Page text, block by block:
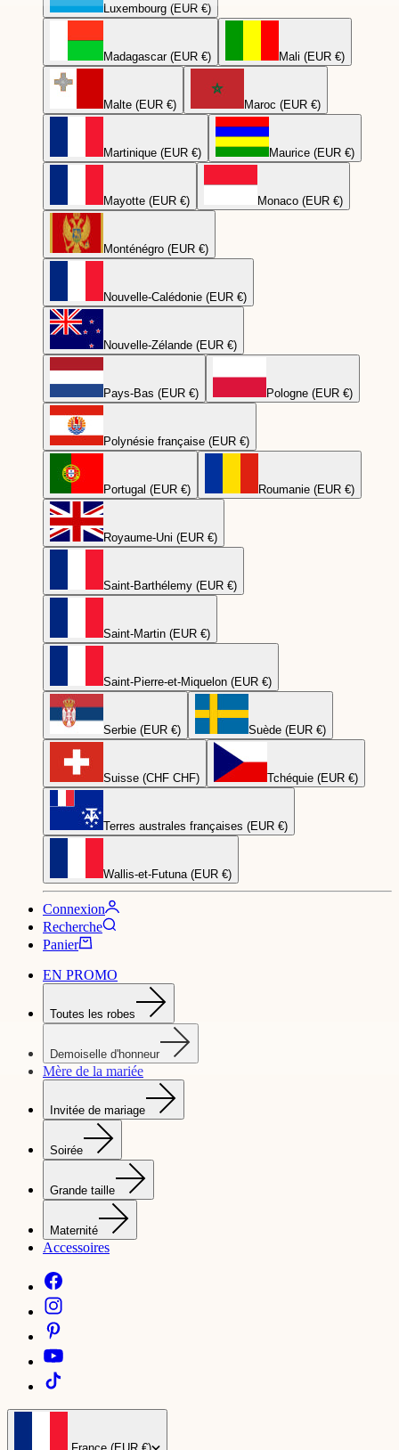
Luxembourg (EUR €)
Madagascar (EUR €) Mali (EUR €)
Malte (EUR €) Maroc (EUR €)
Martinique (EUR €) Maurice (EUR €)
Mayotte (EUR €) Monaco (EUR €)
Monténégro (EUR €)
Nouvelle-Calédonie (EUR €)
Nouvelle-Zélande (EUR €)
Pays-Bas (EUR €) Pologne (EUR €)
Polynésie française (EUR €)
Portugal (EUR €) Roumanie (EUR €)
Royaume-Uni (EUR €)
Saint-Barthélemy (EUR €)
Saint-Martin (EUR €)
Saint-Pierre-et-Miquelon (EUR €)
Serbie (EUR €) Suède (EUR €)
Suisse (CHF CHF) Tchéquie (EUR €)
Terres australes françaises (EUR €)
Wallis-et-Futuna (EUR €)
Connexion
Recherche
Panier
EN PROMO
Toutes les robes
Demoiselle d'honneur
Mère de la mariée
Invitée de mariage
Soirée
Grande taille
Maternité
Accessoires